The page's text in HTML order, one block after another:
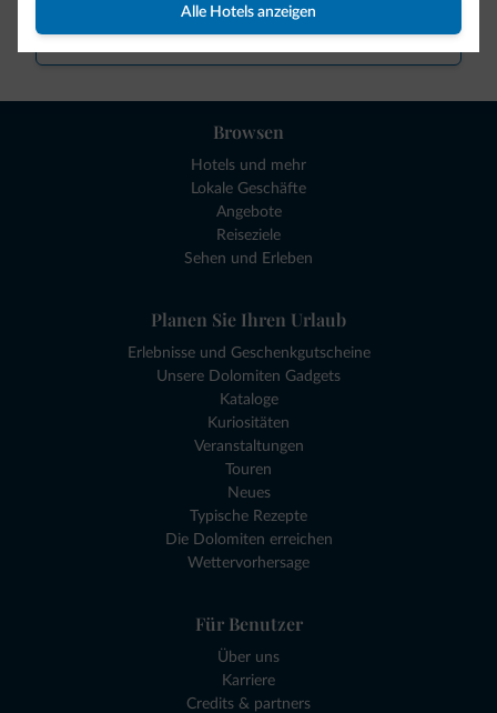
Alle Hotels anzeigen
Browsen
Hotels und mehr
Lokale Geschäfte
Angebote
Reiseziele
Sehen und Erleben
Planen Sie Ihren Urlaub
Erlebnisse und Geschenkgutscheine
Unsere Dolomiten Gadgets
Kataloge
Kuriositäten
Veranstaltungen
Touren
Neues
Typische Rezepte
Die Dolomiten erreichen
Wettervorhersage
Für Benutzer
Über uns
Karriere
Credits & partners